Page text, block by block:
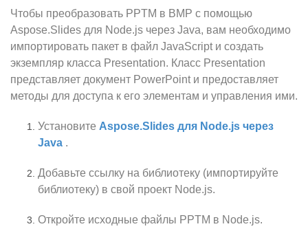
Чтобы преобразовать PPTM в BMP с помощью
Aspose.Slides для Node.js через Java, вам необходимо
импортировать пакет в файл JavaScript и создать
экземпляр класса Presentation. Класс Presentation
представляет документ PowerPoint и предоставляет
методы для доступа к его элементам и управления ими.
Установите Aspose.Slides для Node.js через
Java .
Добавьте ссылку на библиотеку (импортируйте
библиотеку) в свой проект Node.js.
Откройте исходные файлы PPTM в Node.js.